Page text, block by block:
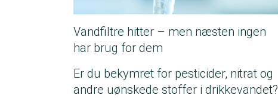
Vandfiltre hitter – men næsten ingen
har brug for dem
Er du bekymret for pesticider, nitrat og
andre uønskede stoffer i drikkevandet?